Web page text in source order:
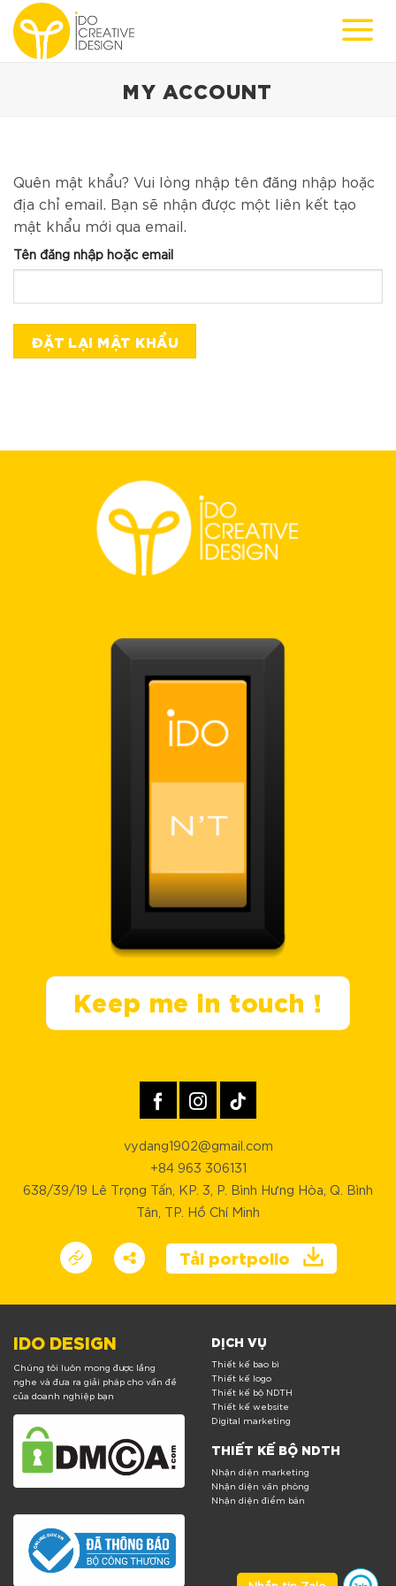
Skip
to
content
MY ACCOUNT
Quên mật khẩu? Vui lòng nhập tên đăng nhập hoặc
địa chỉ email. Bạn sẽ nhận được một liên kết tạo
mật khẩu mới qua email.
Tên đăng nhập hoặc email
ĐẶT LẠI MẬT KHẨU
Keep me in touch !
vydang1902@gmail.com
+84 963 306131
638/39/19 Lê Trọng Tấn, KP. 3, P. Bình Hưng Hòa, Q. Bình
Tân, TP. Hồ Chí Minh
Tải portpolio
IDO DESIGN
Chúng tôi luôn mong được lắng
nghe và đưa ra giải pháp cho vấn đề
của doanh nghiệp bạn
DỊCH VỤ
Thiết kế bao bì
Thiết kế logo
Thiết kế bộ NDTH
Thiết kế website
Digital marketing
THIẾT KẾ BỘ NDTH
Nhận diện marketing
Nhận diện văn phòng
Nhận diện điểm bán